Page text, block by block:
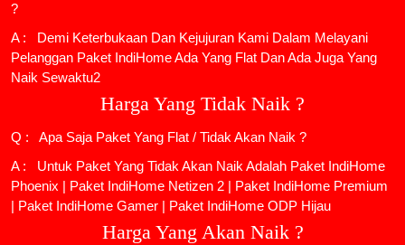
?
A : Demi Keterbukaan Dan Kejujuran Kami Dalam Melayani
Pelanggan Paket IndiHome Ada Yang Flat Dan Ada Juga Yang
Naik Sewaktu2
Harga Yang Tidak Naik ?
Q : Apa Saja Paket Yang Flat / Tidak Akan Naik ?
A : Untuk Paket Yang Tidak Akan Naik Adalah Paket IndiHome
Phoenix | Paket IndiHome Netizen 2 | Paket IndiHome Premium
| Paket IndiHome Gamer | Paket IndiHome ODP Hijau
Harga Yang Akan Naik ?